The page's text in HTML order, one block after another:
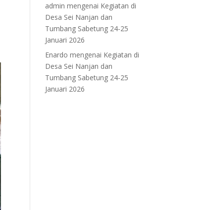
admin mengenai Kegiatan di
Desa Sei Nanjan dan
Tumbang Sabetung 24-25
Januari 2026
Enardo mengenai Kegiatan di
Desa Sei Nanjan dan
Tumbang Sabetung 24-25
Januari 2026